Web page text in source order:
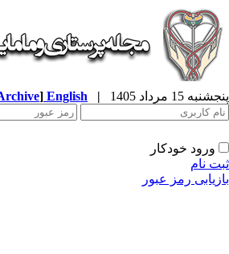
15 مرداد 1405 |
English
[Archive]
ورود خودکار
نام
رمز عبور